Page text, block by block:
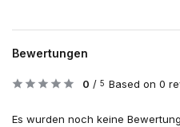
Bewertungen
0 / 5 Based on 0
Es wurden noch keine